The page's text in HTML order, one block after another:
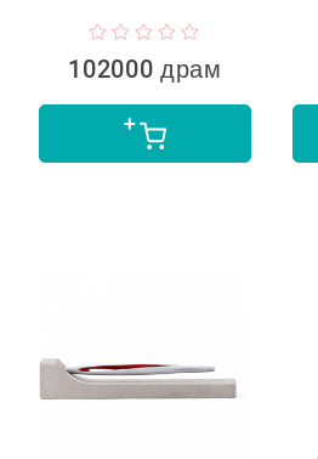
102000 драм